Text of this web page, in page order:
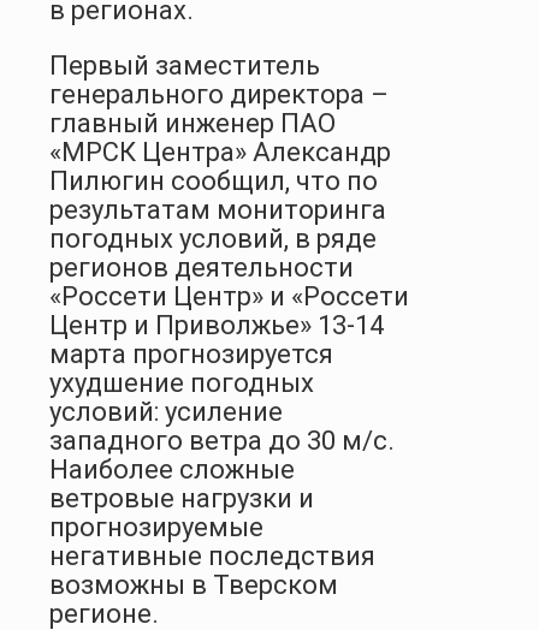
в регионах.
Первый заместитель
генерального директора –
главный инженер ПАО
«МРСК Центра» Александр
Пилюгин сообщил, что по
результатам мониторинга
погодных условий, в ряде
регионов деятельности
«Россети Центр» и «Россети
Центр и Приволжье» 13-14
марта прогнозируется
ухудшение погодных
условий: усиление
западного ветра до 30 м/с.
Наиболее сложные
ветровые нагрузки и
прогнозируемые
негативные последствия
возможны в Тверском
регионе.